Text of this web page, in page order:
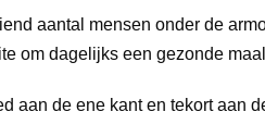
aantal mensen onder de
om dagelijks een gezonde
aan de ene kant en tekort aan